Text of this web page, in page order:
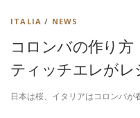
ITALIA / NEWS
コロンバの作り
ティッチエレがレ
日本は桜、イタリアはコロンバ